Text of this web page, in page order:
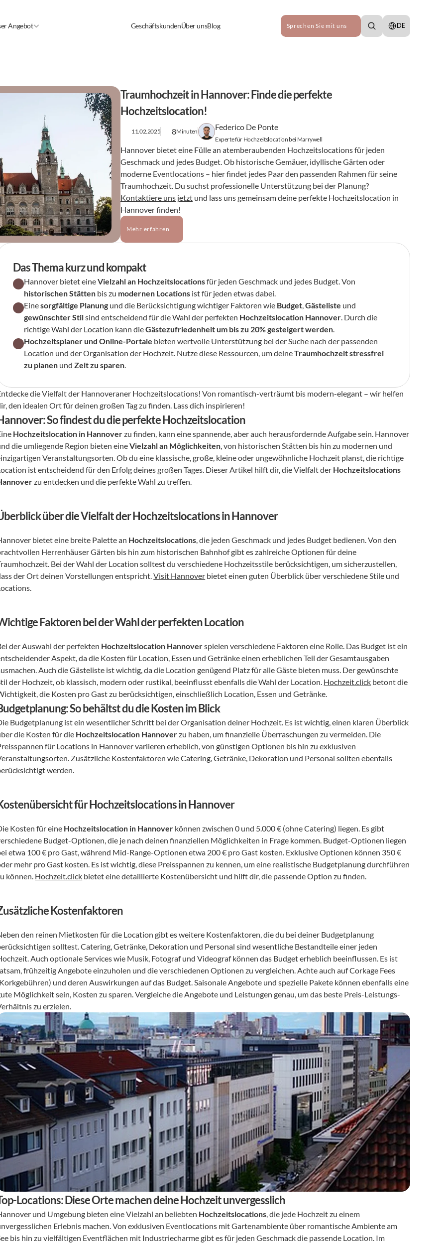
Angebot GeschäftskundenÜber unsBlog Sprechen Sie mit uns
Select Language
DE
Traumhochzeit in Hannover: Finde die perfekte
Hochzeitslocation!
11.02.2025 8Minuten Federico De Ponte
Experte für Hochzeitslocation bei Marrywell
Hannover bietet eine Fülle an atemberaubenden Hochzeitslocations für jeden
Geschmack und jedes Budget. Ob historische Gemäuer, idyllische Gärten oder
moderne Eventlocations – hier findet jedes Paar den passenden Rahmen für seine
Kontaktiere uns jetzt und lass uns gemeinsam deine perfekte Hochzeitslocation in
Hannover finden!
Mehr erfahren
Das Thema kurz und kompakt
Hannover bietet eine Vielzahl an Hochzeitslocations
historischen Stätten bis zu modernen Locations ist für jeden etwas dabei.
Eine sorgfältige Planung und die Berücksichtigung wichtiger Faktoren wie Budget, Gästeliste
gewünschter Stil sind entscheidend für die Wahl der perfekten Hochzeitslocation Hannover. Durch die
richtige Wahl der Location kann die Gästezufriedenheit um bis zu 20% gesteigert werden.
Hochzeitsplaner und Online-Portale bieten wertvolle Unterstützung bei der Suche nach der passenden
Location und der Organisation der Hochzeit. Nutze diese Ressourcen, um deine Traumhochzeit stressfrei
zu planen und Zeit zu sparen.
die Vielfalt der Hannoveraner Hochzeitslocations! Von romantisch-verträumt bis modern-elegant – wir helfen
den idealen Ort für deinen großen Tag zu finden. Lass dich inspirieren!
So findest du die perfekte Hochzeitslocation
Hochzeitslocation in Hannover zu finden, kann eine spannende, aber auch herausfordernde Aufgabe sein. Hannover
die umliegende Region bieten eine Vielzahl an Möglichkeiten, von historischen Stätten bis hin zu modernen und
Veranstaltungsorten. Ob du eine klassische, große, kleine oder ungewöhnliche Hochzeit planst, die richtige
ist entscheidend für den Erfolg deines großen Tages. Dieser Artikel hilft dir, die Vielfalt der Hochzeitslocations
zu entdecken und die perfekte Wahl zu treffen.
über die Vielfalt der Hochzeitslocations in Hannover
bietet eine breite Palette an Hochzeitslocations, die jeden Geschmack und jedes Budget bedienen. Von den
Herrenhäuser Gärten bis hin zum historischen Bahnhof gibt es zahlreiche Optionen für deine
Bei der Wahl der Location solltest du verschiedene Hochzeitsstile berücksichtigen, um sicherzustellen,
der Ort deinen Vorstellungen entspricht. Visit Hannover bietet einen guten Überblick über verschiedene Stile und
Faktoren bei der Wahl der perfekten Location
der Auswahl der perfekten Hochzeitslocation Hannover spielen verschiedene Faktoren eine Rolle. Das Budget ist ein
Aspekt, da die Kosten für Location, Essen und Getränke einen erheblichen Teil der Gesamtausgaben
Auch die Gästeliste ist wichtig, da die Location genügend Platz für alle Gäste bieten muss. Der gewünschte
der Hochzeit, ob klassisch, modern oder rustikal, beeinflusst ebenfalls die Wahl der Location. Hochzeit.click betont die
die Kosten pro Gast zu berücksichtigen, einschließlich Location, Essen und Getränke.
So behältst du die Kosten im Blick
Budgetplanung ist ein wesentlicher Schritt bei der Organisation deiner Hochzeit. Es ist wichtig, einen klaren Überblick
die Kosten für die Hochzeitslocation Hannover zu haben, um finanzielle Überraschungen zu vermeiden. Die
für Locations in Hannover variieren erheblich, von günstigen Optionen bis hin zu exklusiven
Zusätzliche Kostenfaktoren wie Catering, Getränke, Dekoration und Personal sollten ebenfalls
werden.
für Hochzeitslocations in Hannover
Kosten für eine Hochzeitslocation in Hannover können zwischen 0 und 5.000 € (ohne Catering) liegen. Es gibt
Budget-Optionen, die je nach deinen finanziellen Möglichkeiten in Frage kommen. Budget-Optionen liegen
etwa 100 € pro Gast, während Mid-Range-Optionen etwa 200 € pro Gast kosten. Exklusive Optionen können 350 €
mehr pro Gast kosten. Es ist wichtig, diese Preisspannen zu kennen, um eine realistische Budgetplanung durchführen
können. Hochzeit.click bietet eine detaillierte Kostenübersicht und hilft dir, die passende Option zu finden.
Kostenfaktoren
den reinen Mietkosten für die Location gibt es weitere Kostenfaktoren, die du bei deiner Budgetplanung
solltest. Catering, Getränke, Dekoration und Personal sind wesentliche Bestandteile einer jeden
Auch optionale Services wie Musik, Fotograf und Videograf können das Budget erheblich beeinflussen. Es ist
frühzeitig Angebote einzuholen und die verschiedenen Optionen zu vergleichen. Achte auch auf Corkage Fees
und deren Auswirkungen auf das Budget. Saisonale Angebote und spezielle Pakete können ebenfalls eine
Möglichkeit sein, Kosten zu sparen. Vergleiche die Angebote und Leistungen genau, um das beste Preis-Leistungs-
zu erzielen.
Locations: Diese Orte machen deine Hochzeit unvergesslich
und Umgebung bieten eine Vielzahl an beliebten Hochzeitslocations, die jede Hochzeit zu einem
Erlebnis machen. Von exklusiven Eventlocations mit Gartenambiente über romantische Ambiente am
bis hin zu vielfältigen Eventflächen mit Industriecharme gibt es für jeden Geschmack die passende Location. Im